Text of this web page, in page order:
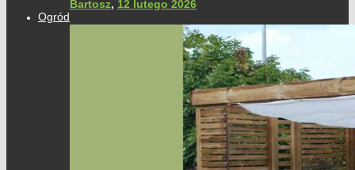
Bartosz, 12 lutego 2026
Ogród